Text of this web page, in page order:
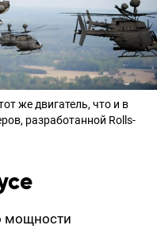
же двигатель, что и в
разработанной Rolls-
мощности